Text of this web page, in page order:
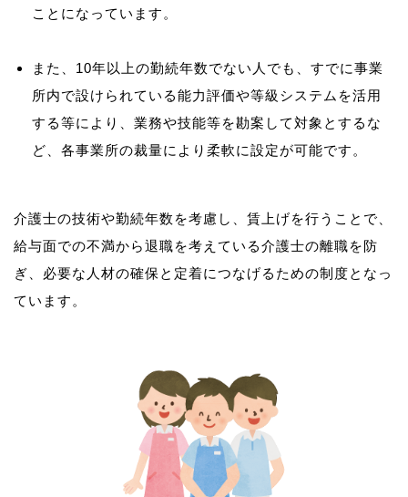
ことになっています。
また、10年以上の勤続年数でない人でも、すでに事業
所内で設けられている能力評価や等級システムを活用
する等により、業務や技能等を勘案して対象とするな
ど、各事業所の裁量により柔軟に設定が可能です。
介護士の技術や勤続年数を考慮し、賃上げを行うことで、
給与面での不満から退職を考えている介護士の離職を防
ぎ、必要な人材の確保と定着につなげるための制度となっ
ています。